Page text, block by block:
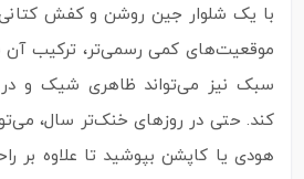
با یک شلوار جین روشن و کفش
موقعیت‌های کمی رسمی‌تر، ترکیب آن
سبک نیز می‌تواند ظاهری شیک و
کند. حتی در روزهای خنک‌تر سال،
هودی یا کاپشن بپوشید تا علاوه بر